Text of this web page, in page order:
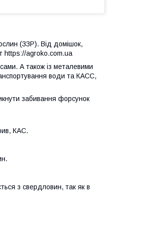
(ЗЗР). Від домішок,
https://agroko.com.ua
А також із металевими
води та КАСС,
забивання форсунок
КАС.
з свердловин, так як в